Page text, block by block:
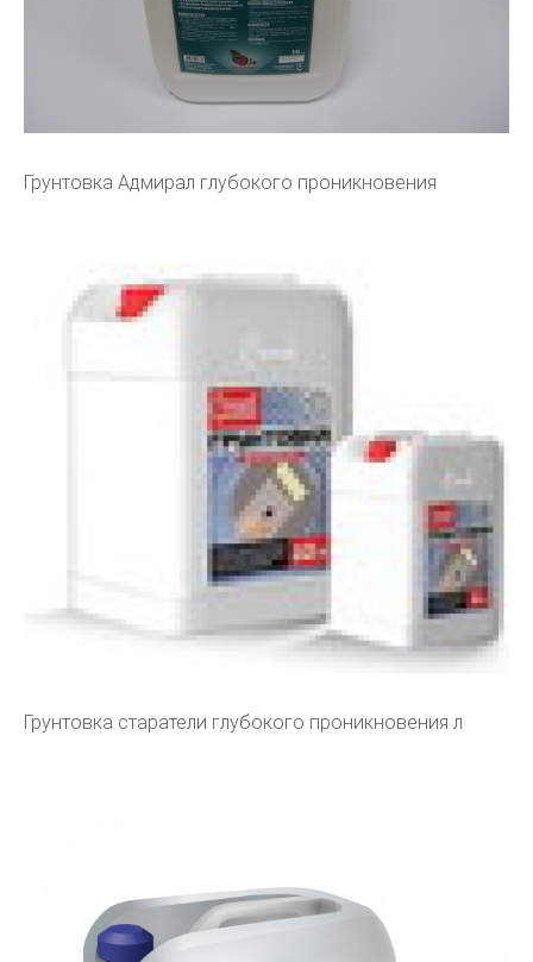
Грунтовка Адмирал глубокого проникновения
Грунтовка старатели глубокого проникновения л